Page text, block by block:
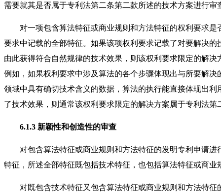
需要就其是否属于专利法第二条第二款所述的技术方案进行审
对一项包含算法特征或商业规则和方法特征的权利要求是
要求中记载的全部特征。如果该项权利要求记载了对要解决
由此获得符合自然规律的技术效果，则该权利要求限定的解
例如，如果权利要求中涉及算法的各个步骤体现出与所要解
领域中具有确切技术含义的数据，算法的执行能直接体现出
了技术效果，则通常该权利要求限定的解决方案属于专利法第
6.1.3 新颖性和创造性的审查
对包含算法特征或商业规则和方法特征的发明专利申请进
特征，所述全部特征既包括技术特征，也包括算法特征或商业
对既包含技术特征又包含算法特征或商业规则和方法特征